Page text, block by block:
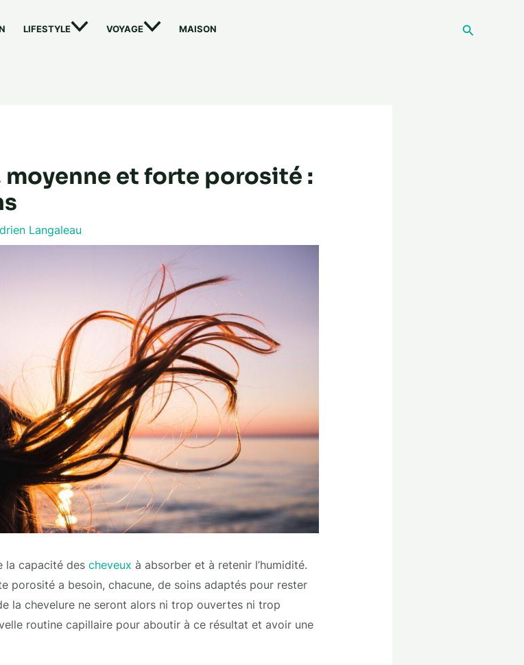
LIFESTYLE VOYAGE MAISON
moyenne et forte porosité :
Langaleau
la capacité des cheveux à absorber et à retenir l’humidité.
porosité a besoin, chacune, de soins adaptés pour rester
la chevelure ne seront alors ni trop ouvertes ni trop
routine capillaire pour aboutir à ce résultat et avoir une